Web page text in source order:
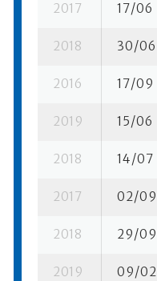
2017 17/06
2018 30/06
2016 17/09
2019 15/06
2018 14/07
2017 02/09
2018 29/09
2019 09/02